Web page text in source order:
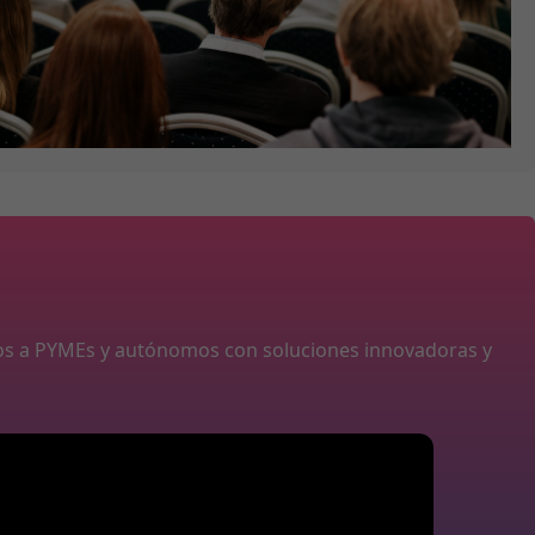
a PYMEs y autónomos con soluciones innovadoras y